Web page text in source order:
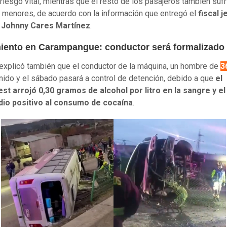
de acuerdo con la información que entregó el fiscal
Cares Martínez.
en Carampangue: conductor será formalizado
también que el conductor de la máquina, un hombre de
y el sábado pasará a control de detención, debido a que el
arrojó 0,30 gramos de alcohol por litro en la sangre y
positivo al consumo de cocaína.